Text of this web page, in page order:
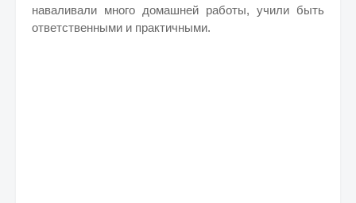
наваливали много домашней работы, учили быть
ответственными и практичными.